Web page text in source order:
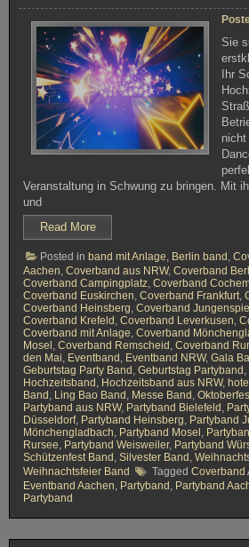
Sie
Ihr
nicht
Veranstaltung in Schwung zu bringen. Mit
und
Read More
Posted in band mit Anlage Berlin band
Aachen Coverband aus NRW, Coverband
Coverband Campingplatz Coverband
Coverband Euskirchen Coverband Frankfurt
Coverband Heinsberg Coverband
Coverband Krefeld Coverband Leverkusen
Coverband mit Anlage Coverband
Mosel Coverband Remscheid Coverband
den Mai Eventband Eventband NRW, Gala
Geburtstag Party Band Geburtstag Partyband
Hochzeitsband Hochzeitsband aus NRW,
Band Ling Bao Band Messe Band
Partyband aus NRW, Partyband Bielefeld
Düsseldorf, Partyband Heinsberg Partyband
Mönchengladbach Partyband Mosel
Rursee Partyband Weisweiler, Partyband
Schützenfest Band Silvester Band
Weihnachtsfeier Band
Tagged Coverband
Eventband Aachen Partyband Partyband
Partyband